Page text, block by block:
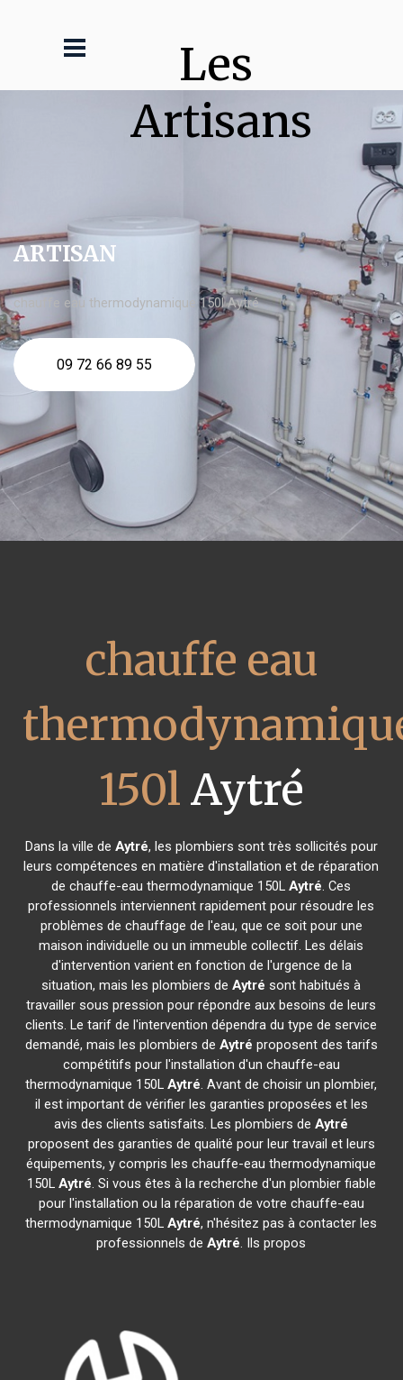
Les
Artisans
ARTISAN
chauffe eau thermodynamique 150l Aytré
09 72 66 89 55
chauffe eau
150l Aytré
Dans la ville de Aytré, les plombiers sont très sollicités pour
leurs compétences en matière d'installation et de réparation
de chauffe-eau thermodynamique 150LAytré. Ces
professionnels interviennent rapidement pour résoudre les
problèmes de chauffage de l'eau, que ce soit pour une
maison individuelle ou un immeuble collectif. Les délais
d'intervention varient en fonction de l'urgence de la
situation, mais les plombiers deAytré sont habitués à
travailler sous pression pour répondre aux besoins de leurs
clients. Le tarif de l'intervention dépendra du type de service
demandé, mais les plombiers de Aytré proposent des tarifs
compétitifs pour l'installation d'un chauffe-eau
thermodynamique 150LAytré. Avant de choisir un plombier,
il est important de vérifier les garanties proposées et les
avis des clients satisfaits. Les plombiers deAytré
proposent des garanties de qualité pour leur travail et leurs
équipements, y compris les chauffe-eau thermodynamique
150L Aytré. Si vous êtes à la recherche d'un plombier fiable
pour l'installation ou la réparation de votre chauffe-eau
thermodynamique 150LAytré, n'hésitez pas à contacter les
professionnels deAytré. Ils propos